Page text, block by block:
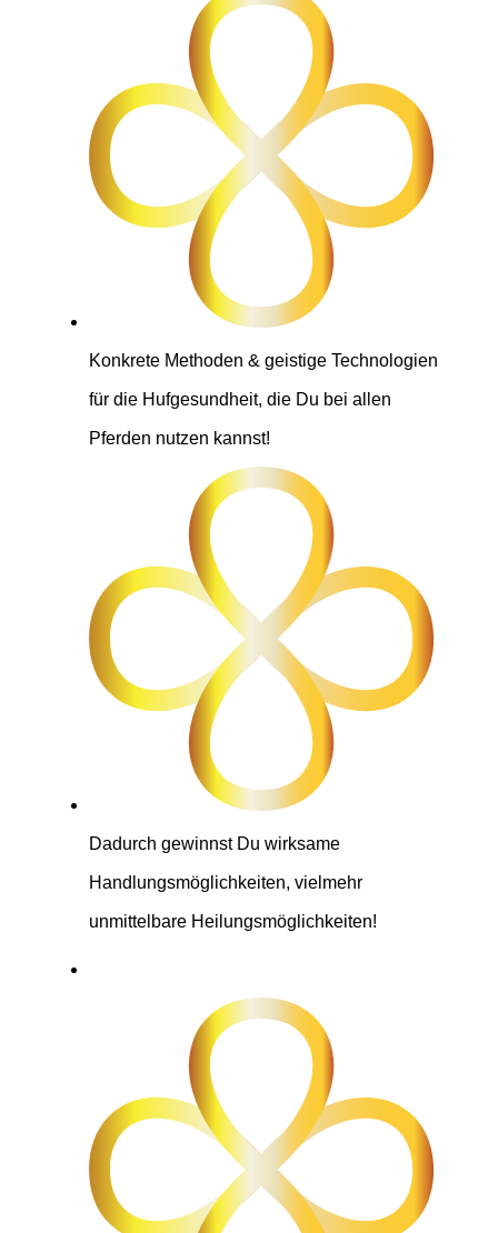
Konkrete Methoden & geistige Technologien
für die Hufgesundheit, die Du bei allen
Pferden nutzen kannst!
Dadurch gewinnst Du wirksame
Handlungsmöglichkeiten, vielmehr
unmittelbare Heilungsmöglichkeiten!